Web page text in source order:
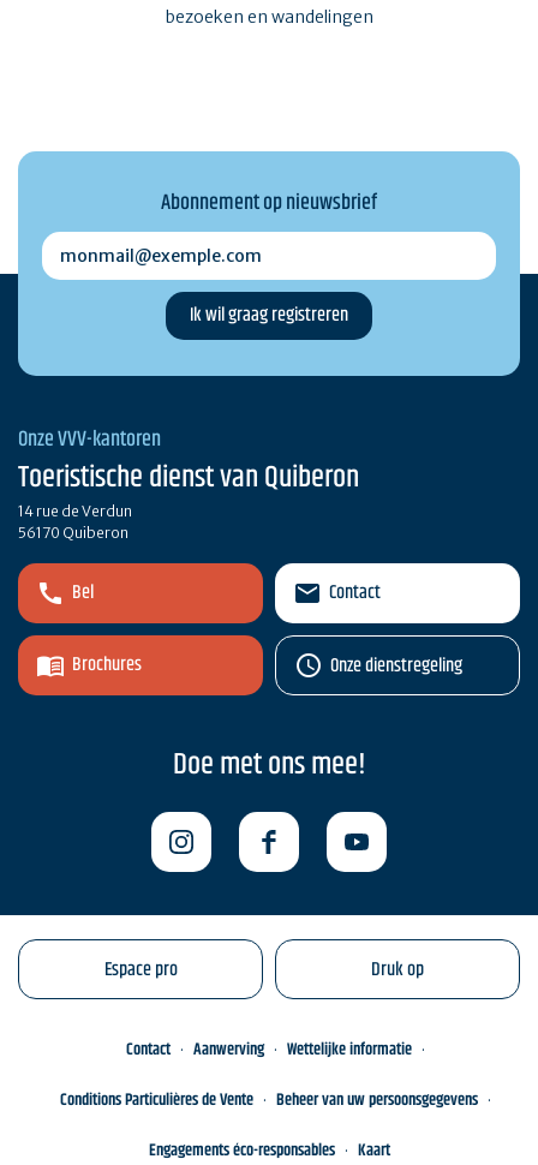
bezoeken en wandelingen
Abonnement op nieuwsbrief
monmail@exemple.com
Onze VVV-kantoren
Toeristische dienst van Quiberon
14 rue de Verdun
56170 Quiberon
Bel
Brochures
Contact
Onze dienstregeling
Doe met ons mee!
Espace pro Druk op
Contact Aanwerving
Wettelijke informatie
Conditions Particulières de Vente
Beheer van uw persoonsgegevens
Engagements éco-responsables
Kaart